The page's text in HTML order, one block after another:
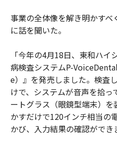
事業の全体像を解き明かすべ
に話を聞いた。
「今年の4月18日、東和ハ
病検査システムP-
e）』を発売しました。検査
けで、システムが音声を拾っ
ートグラス（眼鏡型端末）
かすだけで120インチ相当の
かび、入力結果の確認ができ